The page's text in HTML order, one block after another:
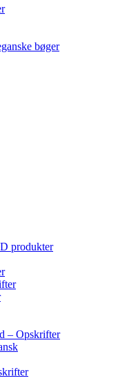
bøger
produkter
– Opskrifter